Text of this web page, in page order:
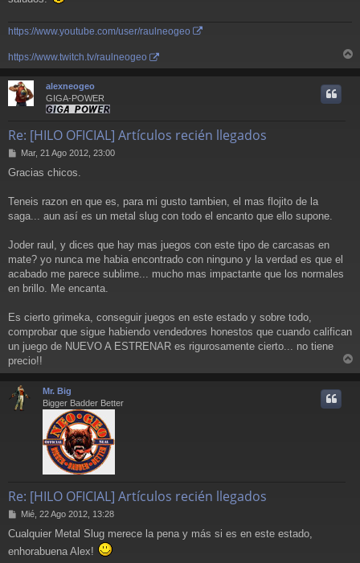
https://www.youtube.com/user/raulneogeo
https://www.twitch.tv/raulneogeo
r
alexneogeo
GIGA-POWER
Re: [HILO OFICIAL] Artículos recién llegados
M
n
a
j
e
Mar, 21 Ago 2012, 23:00
Gracias chicos.
Teneis razon en que es, para mi gusto tambien, el mas flojito de la
saga... aun así es un metal slug con todo el encanto que ello supone.
Joder raul, y dices que hay mas juegos con este tipo de carcasas en
mate? yo nunca me habia encontrado con ninguno y la verdad es que el
acabado me parece sublime... mucho mas impactante que los normales
en brillo. Me encanta.
Es cierto grimeka, conseguir juegos en este estado y sobre todo,
comprobar que sigue habiendo vendedores honestos que cuando califican
un juego de NUEVO A ESTRENAR es rigurosamente cierto... no tiene
precio!!
r
Mr. Big
Bigger Badder Better
Re: [HILO OFICIAL] Artículos recién llegados
M
n
s
Mié, 22 Ago 2012, 13:28
Cualquier Metal Slug merece la pena y más si es en este estado,
enhorabuena Alex!